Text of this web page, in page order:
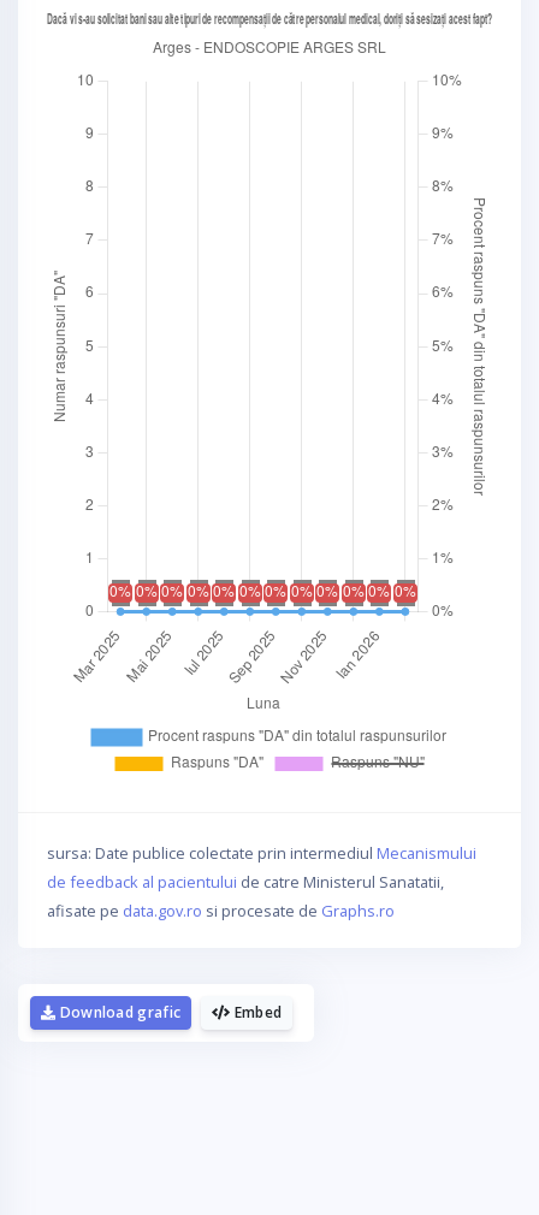
sursa: Date publice colectate prin intermediul Mecanismului
de feedback al pacientului de catre Ministerul Sanatatii,
afisate pe data.gov.ro si procesate de Graphs.ro
Embed
Download grafic